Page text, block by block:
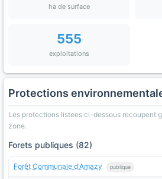
ha de surface
555
exploitations
Protections
Les protections listees ci-dessous recoupent
zone.
Forets publiques (82)
Forêt Communale d'Amazy publique